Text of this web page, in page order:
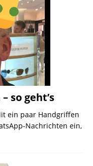
so geht’s
ein paar Handgriffen
Nachrichten ein,